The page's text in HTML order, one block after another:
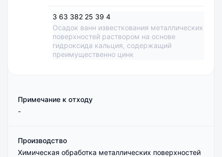
3 63 382 25 39 4
Осадок ванн известкования металлических
поверхностей раствором на основе
гидроксида кальция, содержащий
преимущественно цинк
Примечание к отходу
-
Производство
Химическая обработка металлических поверхностей